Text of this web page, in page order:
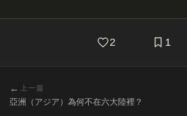
2 1
← 上一篇
亞洲（アジア）為何不在六大陸裡？